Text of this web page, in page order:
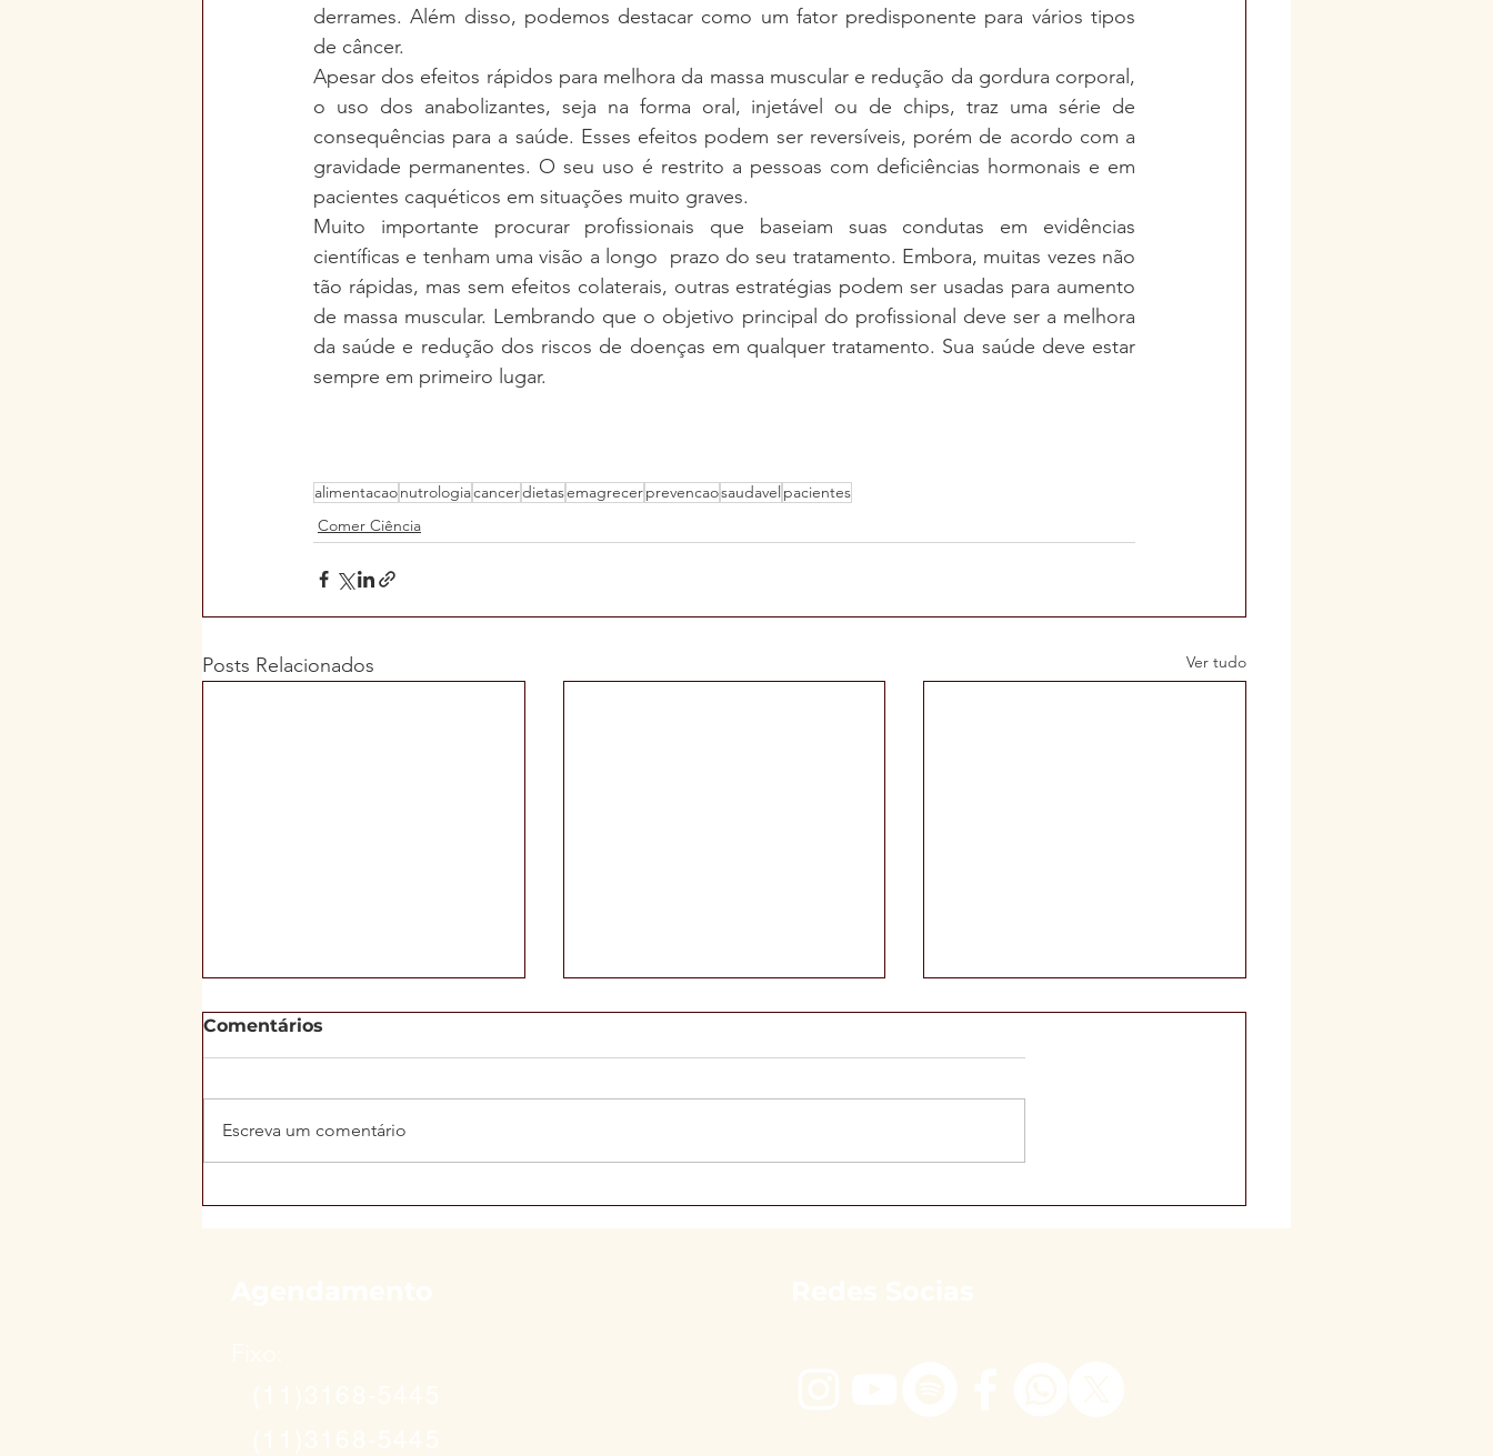
derrames. Além disso, podemos destacar como um fator predisponente para vários tipos
de câncer.
Apesar dos efeitos rápidos para melhora da massa muscular e redução da gordura corporal,
o uso dos anabolizantes, seja na forma oral, injetável ou de chips, traz uma série de
consequências para a saúde. Esses efeitos podem ser reversíveis, porém de acordo com a
gravidade permanentes. O seu uso é restrito a pessoas com deficiências hormonais e em
pacientes caquéticos em situações muito graves.
Muito importante procurar profissionais que baseiam suas condutas em evidências
científicas e tenham uma visão a longo  prazo do seu tratamento. Embora, muitas vezes não
tão rápidas, mas sem efeitos colaterais, outras estratégias podem ser usadas para aumento
de massa muscular. Lembrando que o objetivo principal do profissional deve ser a melhora
da saúde e redução dos riscos de doenças em qualquer tratamento. Sua saúde deve estar
sempre em primeiro lugar.
alimentacaonutrologiacancerdietasemagrecerprevencaosaudavel pacientes
Comer Ciência
Posts Relacionados Ver tudo
Comentários
Escreva um comentário